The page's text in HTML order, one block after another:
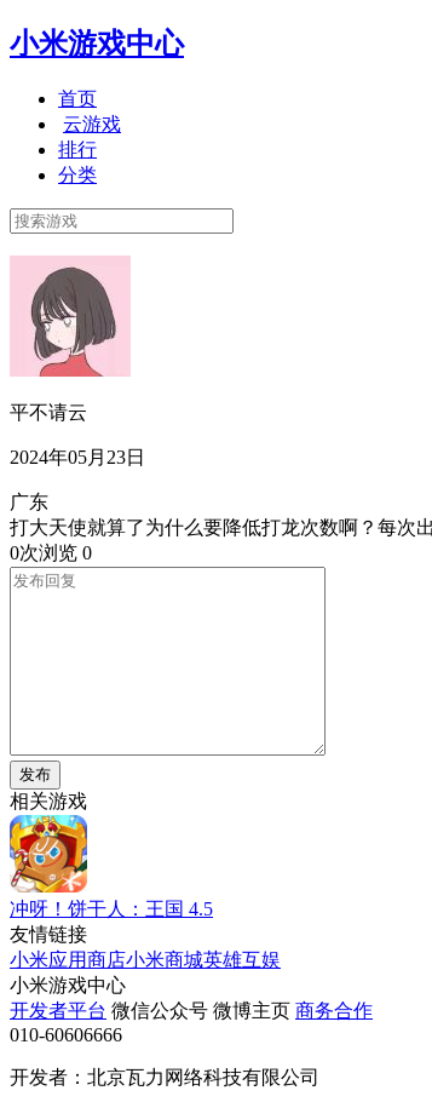
小米游戏中心
首页
云游戏
排行
分类
平不请云
2024年05月23日
广东
打大天使就算了为什么要降低打龙次数啊？每次
0次浏览 0
发布
相关游戏
冲呀！饼干人：王国 4.5
友情链接
小米应用商店小米商城英雄互娱
小米游戏中心
开发者平台 微信公众号 微博主页 商务合作
010-60606666
开发者：北京瓦力网络科技有限公司